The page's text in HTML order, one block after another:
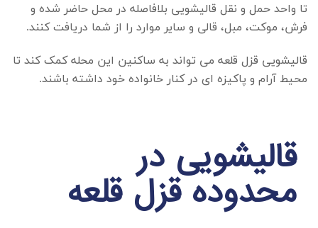
تا واحد حمل و نقل قالیشویی بلافاصله در محل حاضر شده و
فرش، موکت، مبل، قالی و سایر موارد را از شما دریافت کنند.
قالیشویی قزل قلعه می تواند به ساکنین این محله کمک کند تا
محیط آرام و پاکیزه ای در کنار خانواده خود داشته باشند.
قالیشویی در
محدوده قزل قلعه